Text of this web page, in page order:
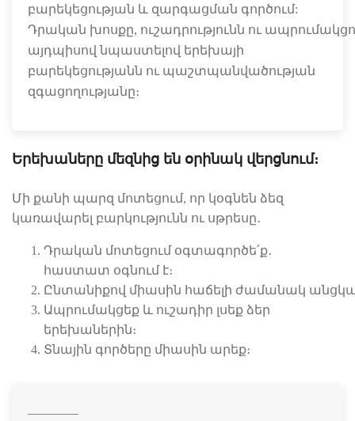
բարեկեցության և զարգացման գործում:
Դրական խոսքը, ուշադրությունն ու
այդպիսով նպաստելով երեխայի
բարեկեցությանն ու պաշտպանվածության
զգացողությանը։
Երեխաները մեզնից են օրինակ վերցնում։
Մի քանի պարզ մոտեցում, որ կօգնեն ձեզ
կառավարել բարկությունն ու սթրեսը․
Դրական մոտեցում օգտագործե՛ք․
հաստատ օգնում է։
Ընտանիքով միասին հաճելի ժամանակ
Ապրումակցեք և ուշադիր լսեք ձեր
երեխաներին։
Տնային գործերը միասին արեք։